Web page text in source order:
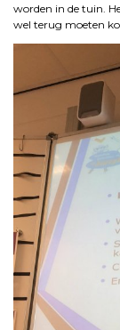
worden in de tuin.
wel terug moeten